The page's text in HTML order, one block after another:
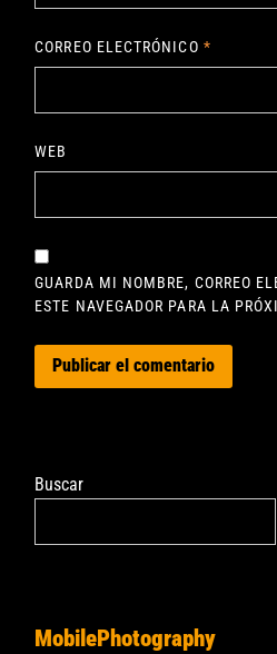
CORREO ELECTRÓNICO *
WEB
GUARDA MI NOMBRE, CORREO
ESTE NAVEGADOR PARA LA
Buscar
MobilePhotography